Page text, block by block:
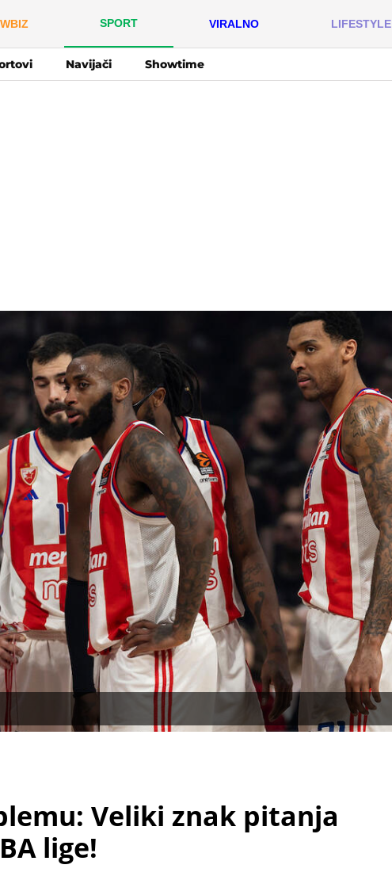
SPORT VIRALNO LIFESTYLE
Navijači Showtime
Veliki znak pitanja
lige!